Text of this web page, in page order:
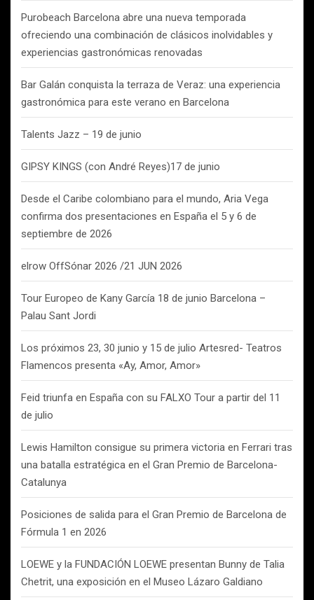
Purobeach Barcelona abre una nueva temporada
ofreciendo una combinación de clásicos inolvidables y
experiencias gastronómicas renovadas
Bar Galán conquista la terraza de Veraz: una experiencia
gastronómica para este verano en Barcelona
Talents Jazz – 19 de junio
GIPSY KINGS (con André Reyes)17 de junio
Desde el Caribe colombiano para el mundo, Aria Vega
confirma dos presentaciones en España el 5 y 6 de
septiembre de 2026
elrow OffSónar 2026 /21 JUN 2026
Tour Europeo de Kany García 18 de junio Barcelona –
Palau Sant Jordi
Los próximos 23, 30 junio y 15 de julio Artesred- Teatros
Flamencos presenta «Ay, Amor, Amor»
Feid triunfa en España con su FALXO Tour a partir del 11
de julio
Lewis Hamilton consigue su primera victoria en Ferrari tras
una batalla estratégica en el Gran Premio de Barcelona-
Catalunya
Posiciones de salida para el Gran Premio de Barcelona de
Fórmula 1 en 2026
LOEWE y la FUNDACIÓN LOEWE presentan Bunny de Talia
Chetrit, una exposición en el Museo Lázaro Galdiano